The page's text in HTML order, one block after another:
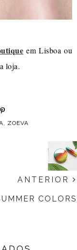
em Lisboa ou
loja.
, ZOEVA
ANTERIOR
COLORS